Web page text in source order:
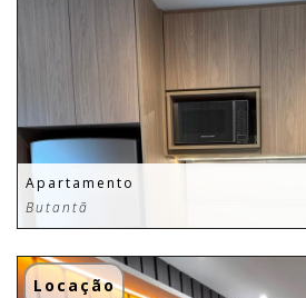
Apartamento
Butantã
Locação